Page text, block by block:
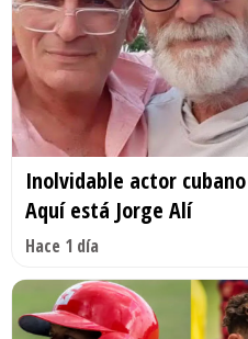
Inolvidable actor
Aquí está Jorge Alí
Hace 1 día